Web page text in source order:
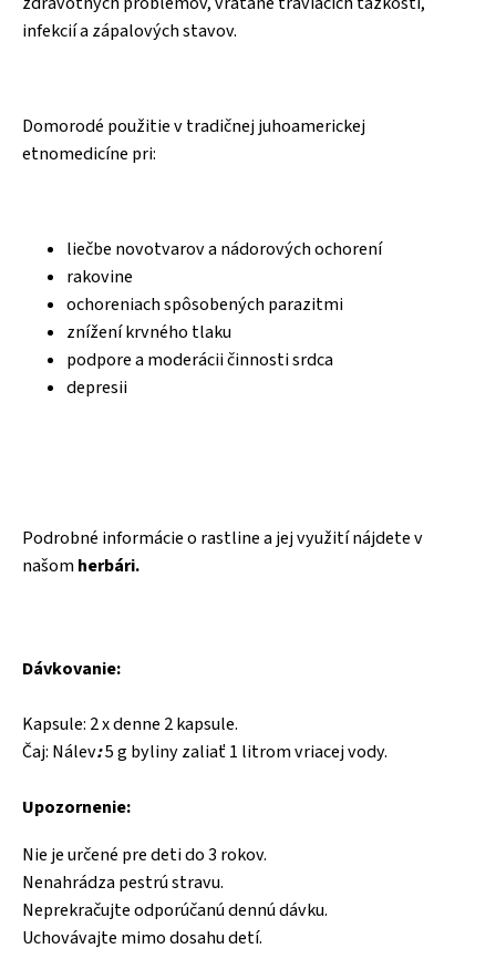
infekcií a zápalových stavov.
Domorodé použitie v tradičnej juhoamerickej
etnomedicíne pri:
liečbe novotvarov a nádorových ochorení
rakovine
ochoreniach spôsobených parazitmi
znížení krvného tlaku
podpore a moderáciičinnosti srdca
depresii
Podrobné informácie o rastline a jej využití nájdete v
našomherbári.
Dávkovanie:
Kapsule: 2 x denne 2 kapsule.
Čaj: Nálev:5 g byliny zaliať 1 litrom vriacej vody.
Upozornenie:
Nie je určené pre deti do 3 rokov.
Nenahrádza pestrú stravu.
Neprekračujte odporúčanú dennú dávku.
Uchovávajte mimo dosahu detí.